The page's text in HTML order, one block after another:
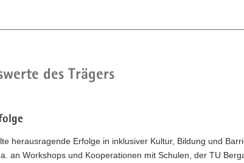
des Trägers
herausragende Erfolge in inklusiver Kultur, Bildung und
an Workshops und Kooperationen mit Schulen, der TU